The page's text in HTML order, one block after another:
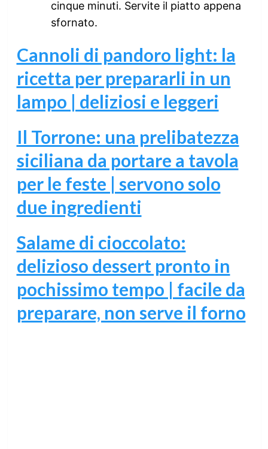
cinque minuti. Servite il piatto appena
sfornato.
Cannoli di pandoro light: la
ricetta per prepararli in un
lampo | deliziosi e leggeri
Il Torrone: una prelibatezza
siciliana da portare a tavola
per le feste | servono solo
due ingredienti
Salame di cioccolato:
delizioso dessert pronto in
pochissimo tempo | facile da
preparare, non serve il forno